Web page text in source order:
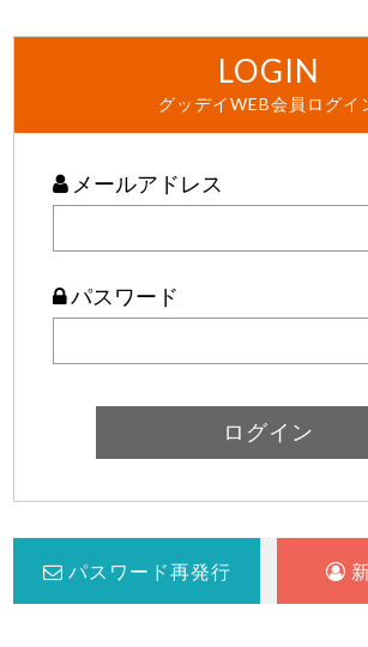
LOGIN
グッデイWEB会員ログイ
メールアドレス
パスワード
パスワード再発行